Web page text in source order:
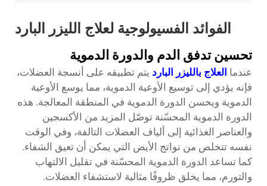
الفوائد الفسيولوجية لعلاج الليزر البارد
تحسين تدفق الدم والدورة الدموية
عندما العلاج بالليزر البارد يتم تطبيقه على أنسجة العضلات،
فإنه يؤدي إلى توسيع الأوعية الدموية، مما يوسع الأوعية
الدموية ويحسن الدورة الدموية في المنطقة المعالجة. هذه
الدورة الدموية المحسّنة توصّل المزيد من الأكسجين
والعناصر الغذائية إلى ألياف العضلات التالفة، وفي الوقت
نفسه تتخلص من نواتج الأيض التي يمكن أن تعيق الشفاء.
كما تساعد الدورة الدموية المحسّنة في تقليل الالتهاب
والتورم، مما يخلق ظروفًا مثالية لاستشفاء العضلات.